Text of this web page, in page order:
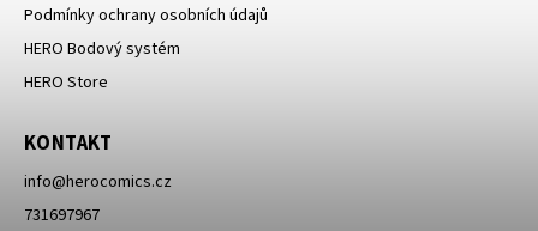
Podmínky ochrany osobních údajů
HERO Bodový systém
HERO Store
KONTAKT
info@herocomics.cz
731697967